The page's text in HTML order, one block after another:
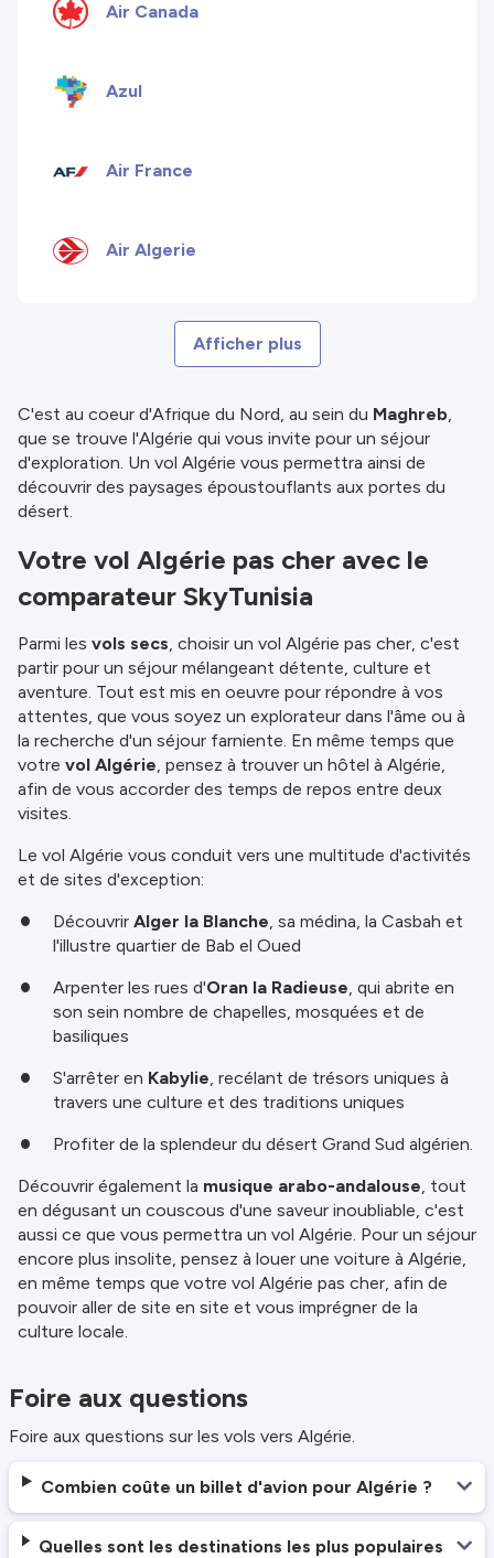
Air Canada
Azul
Air France
Air Algerie
Afficher plus
C'est au coeur d'Afrique du Nord, au sein du Maghreb,
que se trouve l'Algérie qui vous invite pour un séjour
d'exploration. Un vol Algérie vous permettra ainsi de
découvrir des paysages époustouflants aux portes du
désert.
Votre vol Algérie pas cher avec le
comparateur SkyTunisia
Parmi les vols secs, choisir un vol Algérie pas cher, c'est
partir pour un séjour mélangeant détente, culture et
aventure. Tout est mis en oeuvre pour répondre à vos
attentes, que vous soyez un explorateur dans l'âme ou à
la recherche d'un séjour farniente. En même temps que
votre vol Algérie, pensez à trouver un hôtel à Algérie,
afin de vous accorder des temps de repos entre deux
visites.
Le vol Algérie vous conduit vers une multitude d'activités
et de sites d'exception:
Découvrir Alger la Blanche, sa médina, la Casbah et
l'illustre quartier de Bab el Oued
Arpenter les rues d'Oran la Radieuse, qui abrite en
son sein nombre de chapelles, mosquées et de
basiliques
S'arrêter en Kabylie, recélant de trésors uniques à
travers une culture et des traditions uniques
Profiter de la splendeur du désert Grand Sud algérien.
Découvrir également la musique arabo-andalouse, tout
en dégusant un couscous d'une saveur inoubliable, c'est
aussi ce que vous permettra un vol Algérie. Pour un séjour
encore plus insolite, pensez à louer une voiture à Algérie,
en même temps que votre vol Algérie pas cher, afin de
pouvoir aller de site en site et vous imprégner de la
culture locale.
Foire aux questions
Foire aux questions sur les vols vers Algérie.
Combien coûte un billet d'avion pour Algérie ?
Quelles sont les destinations les plus populaires